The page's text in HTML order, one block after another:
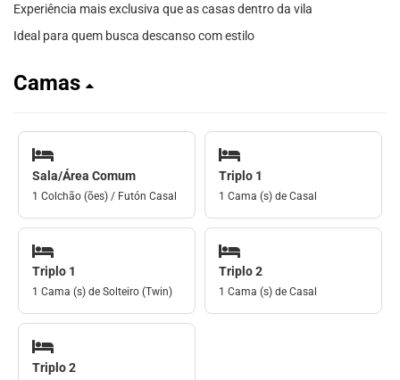
Experiência mais exclusiva que as casas dentro da vila
Ideal para quem busca descanso com estilo
Camas
Sala/Área Comum
1 Colchão (ões) / Futón Casal
Triplo 1
1 Cama (s) de Casal
Triplo 1
1 Cama (s) de Solteiro (Twin)
Triplo 2
1 Cama (s) de Casal
Triplo 2